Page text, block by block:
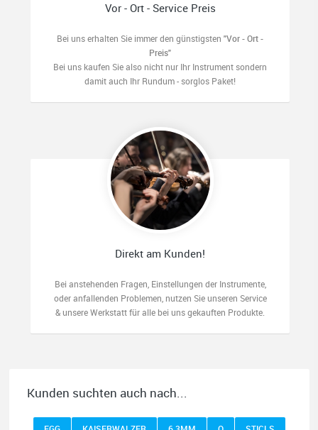
Vor - Ort - Service Preis
Bei uns erhalten Sie immer den günstigsten "Vor - Ort -
Preis"
Bei uns kaufen Sie also nicht nur Ihr Instrument sondern
damit auch Ihr Rundum - sorglos Paket!
Direkt am Kunden!
Bei anstehenden Fragen, Einstellungen der Instrumente,
oder anfallenden Problemen, nutzen Sie unseren Service
& unsere Werkstatt für alle bei uns gekauften Produkte.
Kunden suchten auch nach...